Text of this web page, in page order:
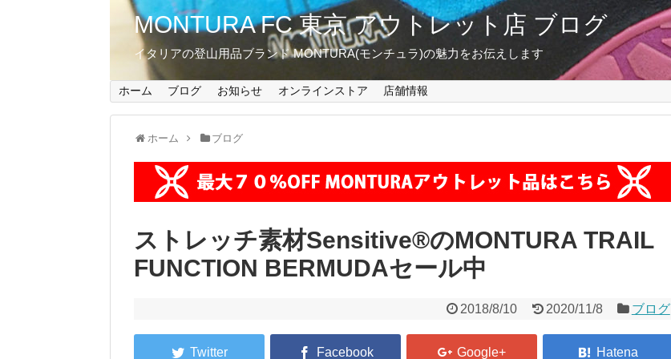
MONTURA FC 東京 アウトレット店 ブログ
イタリアの登山用品ブランド MONTURA(モンチュラ)の魅力をお伝えします
ホーム ブログ お知らせ オンラインストア 店舗情報
ホーム ブログ
ストレッチ素材Sensitive®のMONTURA TRAIL
FUNCTION BERMUDAセール中
2018/8/10 2020/11/8 ブログ